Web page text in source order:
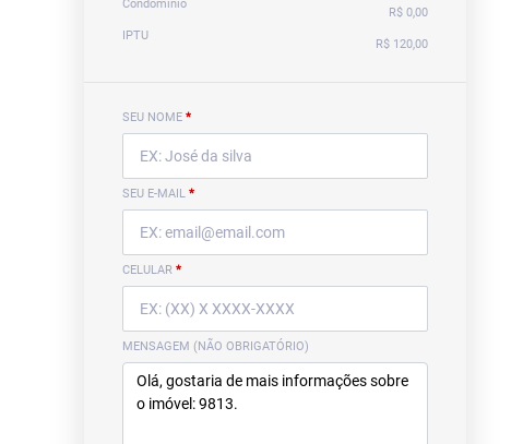
Condomínio
R$ 0,00
IPTU
R$ 120,00
SEU NOME *
SEU E-MAIL *
CELULAR *
MENSAGEM (NÃO OBRIGATÓRIO)